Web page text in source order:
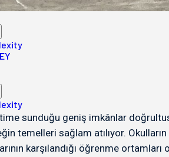
sunduğu geniş imkânlar
temelleri sağlam atılıyor.
karşılandığı öğrenme